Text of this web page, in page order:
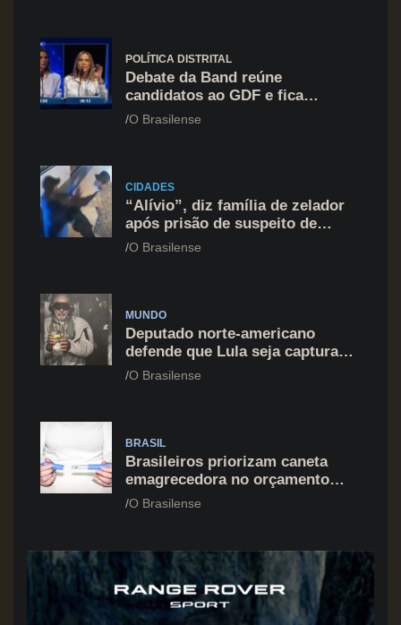
POLÍTICA DISTRITAL
Debate da Band reúne
candidatos ao GDF e fica
marcado por ofensiva contra
O Brasilense
CIDADES
“Alívio”, diz família de zelador
após prisão de suspeito de
agressão na Asa Norte
O Brasilense
MUNDO
Deputado norte-americano
defende que Lula seja capturado
assim como Nicolás Maduro
O Brasilense
BRASIL
Brasileiros priorizam caneta
emagrecedora no orçamento
mesmo em situação de aperto
O Brasilense